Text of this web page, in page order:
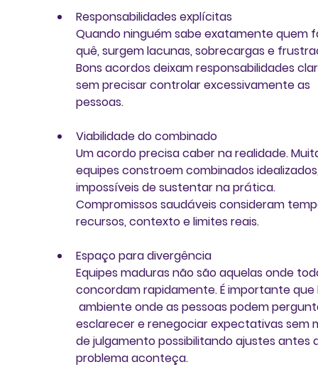
Responsabilidades explícitas
Quando ninguém sabe exatamente quem
quê, surgem lacunas, sobrecargas e
Bons acordos deixam responsabilidades
sem precisar controlar excessivamente as
pessoas.
Viabilidade do combinado
Um acordo precisa caber na realidade.
equipes constroem combinados
impossíveis de sustentar na prática.
Compromissos saudáveis consideram
recursos, contexto e limites reais.
Espaço para divergência
Equipes maduras não são aquelas onde
concordam rapidamente. É importante
ambiente onde as pessoas podem
esclarecer e renegociar expectativas sem
de julgamento possibilitando ajustes antes
problema aconteça.